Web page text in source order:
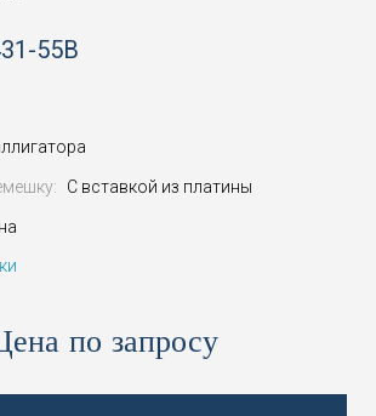
55B
С вставкой из платины
по запросу